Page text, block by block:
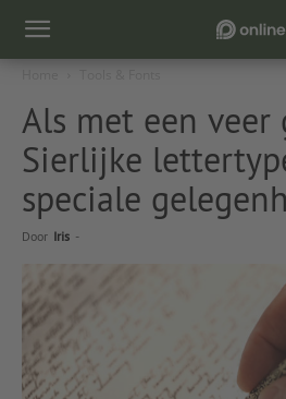
Als met een veer
Sierlijke
speciale
Door Iris -